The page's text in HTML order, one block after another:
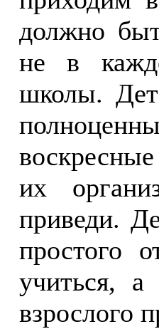
должно
не в
школы.
их
приведи.
простого
учиться,
взрослого